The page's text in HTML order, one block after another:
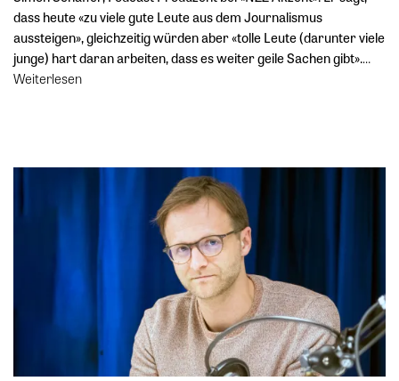
dass heute «zu viele gute Leute aus dem Journalismus
aussteigen», gleichzeitig würden aber «tolle Leute (darunter viele
junge) hart daran arbeiten, dass es weiter geile Sachen gibt».…
Weiterlesen